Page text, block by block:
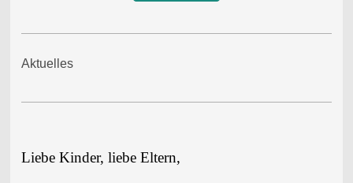
Aktuelles
Liebe Kinder, liebe Eltern,